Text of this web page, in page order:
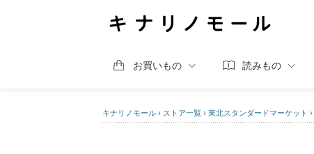
お買いもの 読みもの
キナリノモール › ストア一覧 › 東北スタンダードマーケット ›